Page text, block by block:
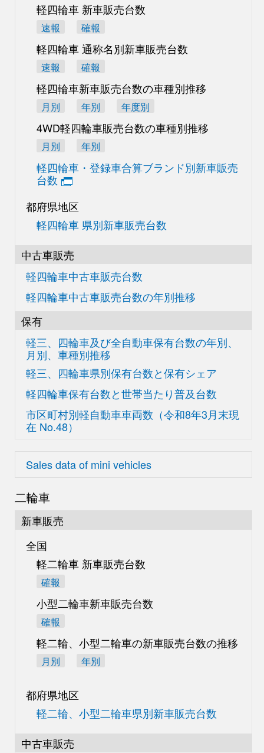
軽四輪車 新車販売台数
速報 確報
軽四輪車 通称名別新車販売台数
速報 確報
軽四輪車新車販売台数の車種別推移
月別 年別 年度別
4WD軽四輪車販売台数の車種別推移
月別 年別
軽四輪車・登録車合算ブランド別新車販売
台数
都府県地区
軽四輪車 県別新車販売台数
中古車販売
軽四輪車中古車販売台数
軽四輪車中古車販売台数の年別推移
保有
軽三、四輪車及び全自動車保有台数の年別、
月別、車種別推移
軽三、四輪車県別保有台数と保有シェア
軽四輪車保有台数と世帯当たり普及台数
市区町村別軽自動車車両数 （令和8年3月末現
在 No.48）
Sales data of mini vehicles
二輪車
新車販売
全国
軽二輪車 新車販売台数
確報
小型二輪車新車販売台数
確報
軽二輪、小型二輪車の新車販売台数の推移
月別 年別
都府県地区
軽二輪、小型二輪車県別新車販売台数
中古車販売